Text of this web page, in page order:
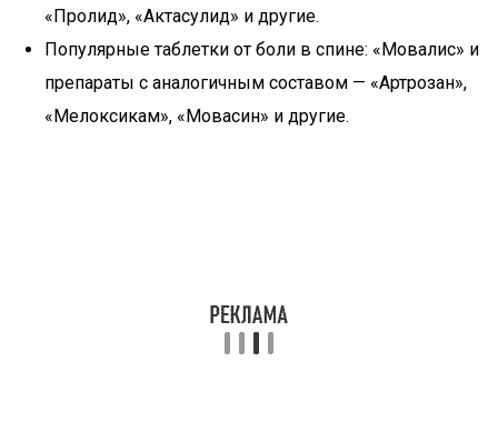
«Пролид», «Актасулид» и другие.
Популярные таблетки от боли в спине: «Мовалис» и
препараты с аналогичным составом — «Артрозан»,
«Мелоксикам», «Мовасин» и другие.